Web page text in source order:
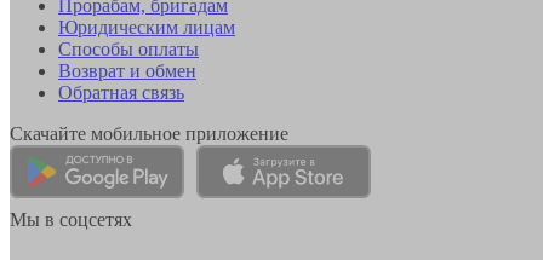
Прорабам, бригадам
Юридическим лицам
Способы оплаты
Возврат и обмен
Обратная связь
Скачайте мобильное приложение
Мы в соцсетях